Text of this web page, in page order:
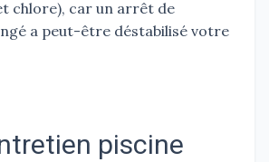
chlore), car un arrêt de
a peut-être déstabilisé votre
piscine